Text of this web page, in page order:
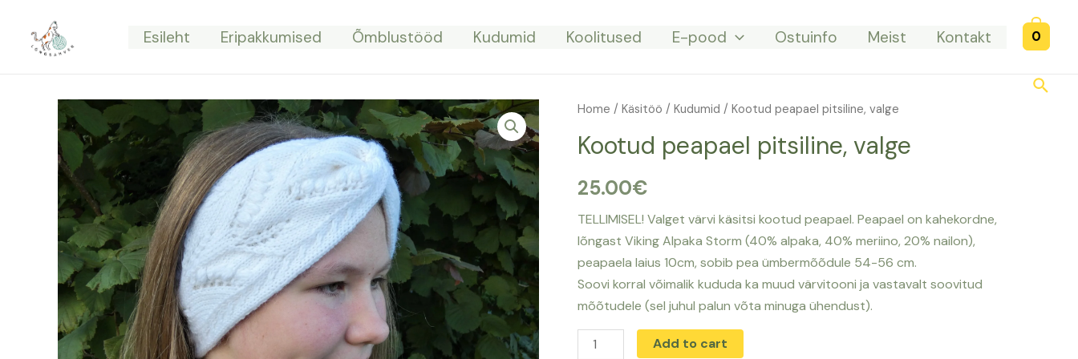
content
Esileht Eripakkumised Õmblustööd Kudumid Koolitused E-pood Ostuinfo Meist Kontakt 0
Home / Käsitöö / Kudumid / Kootud peapael pitsiline, valge
Kootud peapael pitsiline, valge
25.00€
TELLIMISEL! Valget värvi käsitsi kootud peapael. Peapael on kahekordne,
lõngast Viking Alpaka Storm (40% alpaka, 40% meriino, 20% nailon),
peapaela laius 10cm, sobib pea ümbermõõdule 54-56 cm.
Soovi korral võimalik kududa ka muud värvitooni ja vastavalt soovitud
mõõtudele (sel juhul palun võta minuga ühendust).
Kootud
Add to cart